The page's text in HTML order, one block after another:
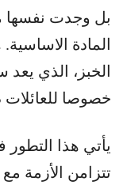
بل وجدت نفسها
المادة
الخبز، الذي
خصوصا
يأتي هذا
تتزامن الأزمة